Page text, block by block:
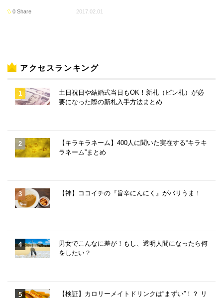
0 Share 2017.02.01
アクセスランキング
土日祝日や結婚式当日もOK！新札（ピン札）が必
要になった際の新札入手方法まとめ
【キラキラネーム】400人に聞いた実在する“キラキ
ラネーム”まとめ
【神】ココイチの『旨辛にんにく』がバリうま！
男女でこんなに差が！もし、透明人間になったら何
をしたい？
【検証】カロリーメイトドリンクは“まずい”！？ リ